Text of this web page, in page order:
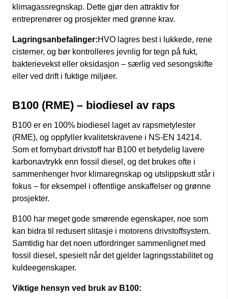
klimagassregnskap. Dette gjør den attraktiv for
entreprenører og prosjekter med grønne krav.
Lagringsanbefalinger:HVO lagres best i lukkede, rene
cisterner, og bør kontrolleres jevnlig for tegn på fukt,
bakterievekst eller oksidasjon – særlig ved sesongskifte
eller ved drift i fuktige miljøer.
B100 (RME) – biodiesel av raps
B100 er en 100% biodiesel laget av rapsmetylester
(RME), og oppfyller kvalitetskravene i NS-EN 14214.
Som et fornybart drivstoff har B100 et betydelig lavere
karbonavtrykk enn fossil diesel, og det brukes ofte i
sammenhenger hvor klimaregnskap og utslippskutt står i
fokus – for eksempel i offentlige anskaffelser og grønne
prosjekter.
B100 har meget gode smørende egenskaper, noe som
kan bidra til redusert slitasje i motorens drivstoffsystem.
Samtidig har det noen utfordringer sammenlignet med
fossil diesel, spesielt når det gjelder lagringsstabilitet og
kuldeegenskaper.
Viktige hensyn ved bruk av B100: